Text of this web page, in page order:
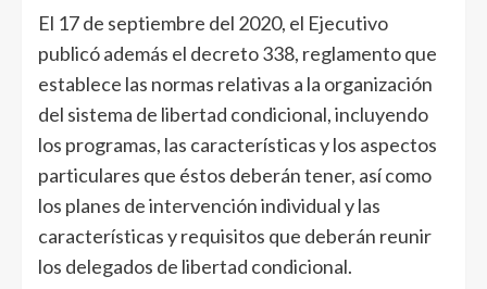
El 17 de septiembre del 2020, el Ejecutivo
publicó además el decreto 338, reglamento que
establece las normas relativas a la organización
del sistema de libertad condicional, incluyendo
los programas, las características y los aspectos
particulares que éstos deberán tener, así como
los planes de intervención individual y las
características y requisitos que deberán reunir
los delegados de libertad condicional.